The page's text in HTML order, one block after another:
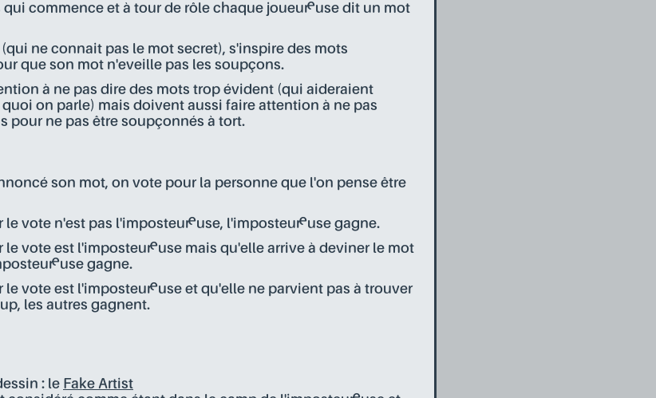
qui commence et à tour de rôle chaque joueur·euse dit un mot
(qui ne connait pas le mot secret), s'inspire des mots
que son mot n'eveille pas les soupçons.
à ne pas dire des mots trop évident (qui aideraient
quoi on parle) mais doivent aussi faire attention à ne pas
pour ne pas être soupçonnés à tort.
son mot, on vote pour la personne que l'on pense être
vote n'est pas l'imposteur·euse, l'imposteur·euse gagne.
vote est l'imposteur·euse mais qu'elle arrive à deviner le mot
gagne.
vote est l'imposteur·euse et qu'elle ne parvient pas à trouver
les autres gagnent.
: le Fake Artist